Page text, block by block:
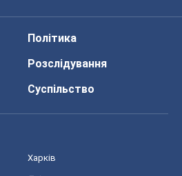
Політика
Розслідування
Суспільство
Харків